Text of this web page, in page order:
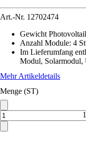
Art.-Nr. 12702474
Gewicht
Anzahl Module: 4
Im Lieferumfang
Modul, Solarmodul,
Mehr Artikeldetails
Menge (ST)